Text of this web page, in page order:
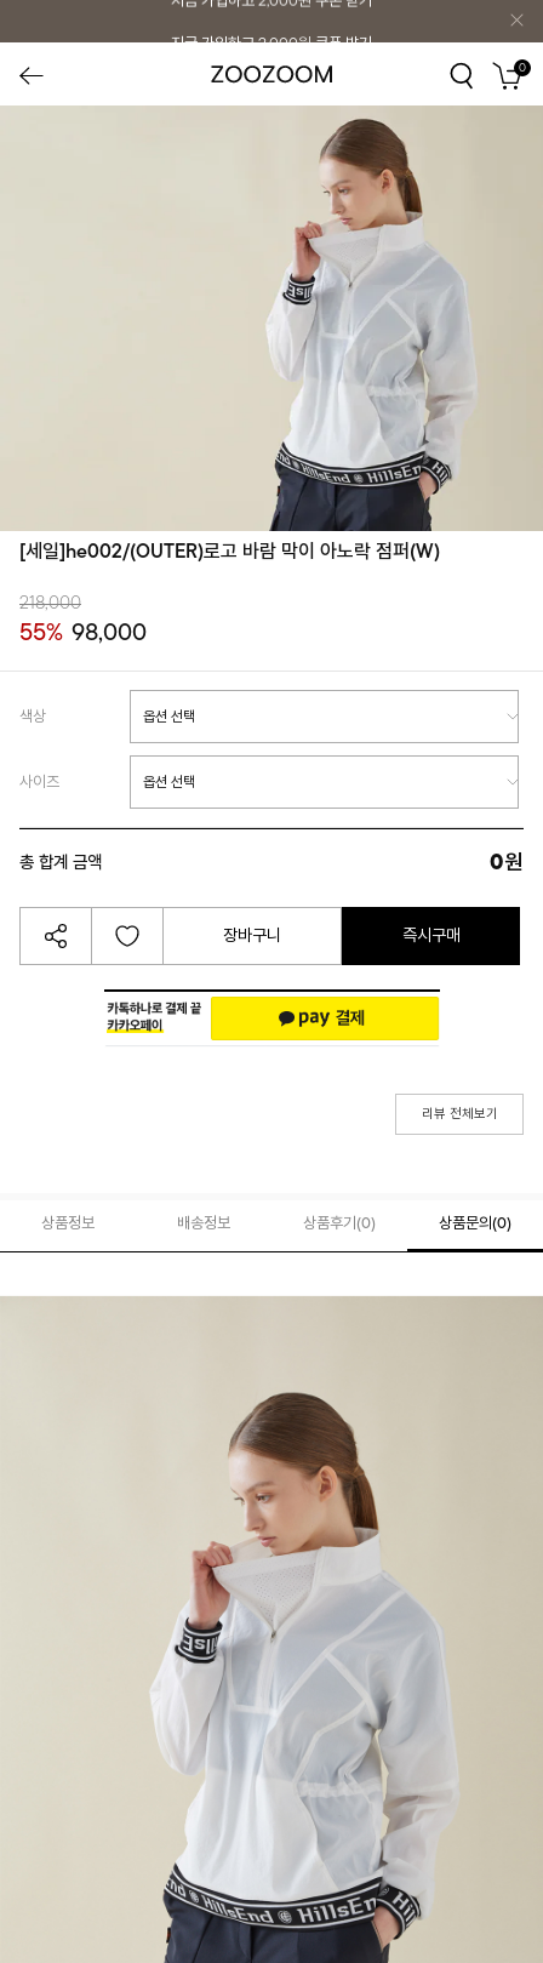
0
[세일]he002/(OUTER)로고 바람 막이 아노락 점퍼(W)
218,000
55% 98,000
색상
사이즈
총 합계 금액 0원
장바구니 즉시구매
리뷰 전체보기
상품정보 배송정보 상품후기(0) 상품문의 (0)